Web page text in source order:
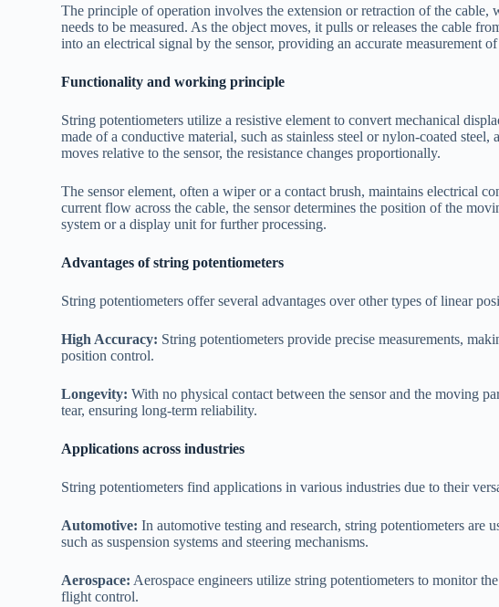
The principle of operation involves the extension or retraction of the
needs to be measured. As the object moves, it pulls or releases the cable
into an electrical signal by the sensor, providing an accurate measurement
Functionality and working principle
String potentiometers utilize a resistive element to convert mechanical
made of a conductive material, such as stainless steel or nylon-coated
moves relative to the sensor, the resistance changes proportionally.
The sensor element, often a wiper or a contact brush, maintains electrical
current flow across the cable, the sensor determines the position of the
system or a display unit for further processing.
Advantages of string potentiometers
String potentiometers offer several advantages over other types of linear
High Accuracy: String potentiometers provide precise measurements,
position control.
Longevity: With no physical contact between the sensor and the moving
tear, ensuring long-term reliability.
Applications across industries
String potentiometers find applications in various industries due to their
Automotive: In automotive testing and research, string potentiometers are
such as suspension systems and steering mechanisms.
Aerospace: Aerospace engineers utilize string potentiometers to monitor
flight control.